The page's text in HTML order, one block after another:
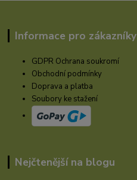
Informace pro zákazníky
GDPR Ochrana soukromí
Obchodní podmínky
Doprava a platba
Soubory ke stažení
Nejčtenější na blogu